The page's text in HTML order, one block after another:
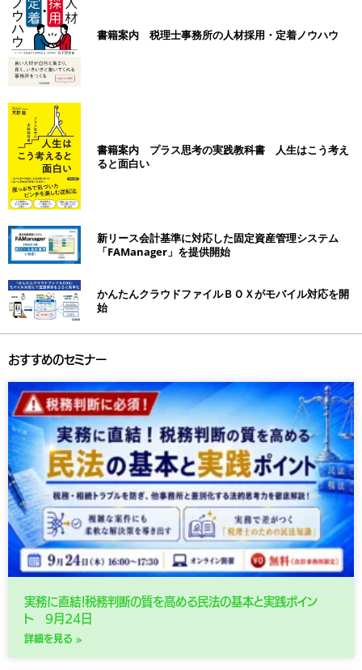
書籍案内 税理士事務所の人材採用・定着ノウハウ
書籍案内 プラス思考の実践教科書 人生はこう考え
ると面白い
新リース会計基準に対応した固定資産管理システム
「FAManager」を提供開始
かんたんクラウドファイルＢＯＸがモバイル対応を開
始
おすすめのセミナー
実務に直結！税務判断の質を高める民法の基本と実践ポイン
ト 9月24日
詳細を見る »